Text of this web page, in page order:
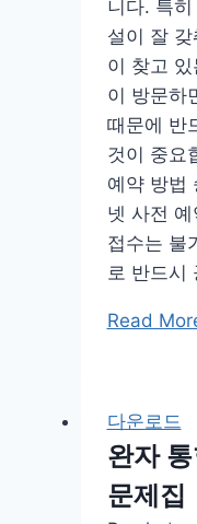
니다. 특
설이 잘
이 찾고
이 방문하
때문에 반
것이 중요
예약 방법
넷 사전
접수는 불
로 반드시
Read
다운로드
완자
문제집